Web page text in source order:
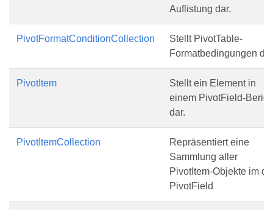
Auflistung dar.
PivotFormatConditionCollection
Stellt PivotTable-
Formatbedingungen
PivotItem
Stellt ein Element in
einem PivotField-
dar.
PivotItemCollection
Repräsentiert eine
Sammlung aller
PivotItem-Objekte im
PivotField